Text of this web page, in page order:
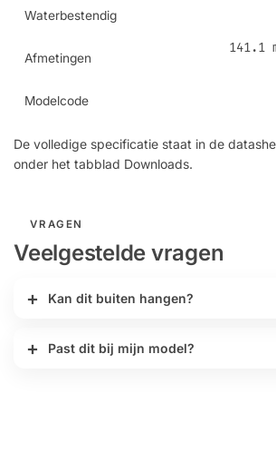
Waterbestendig
Afmetingen
141.1
Modelcode
De volledige specificatie staat in de
onder het tabblad Downloads.
VRAGEN
Veelgestelde vragen
Kan dit buiten hangen?
Past dit bij mijn model?